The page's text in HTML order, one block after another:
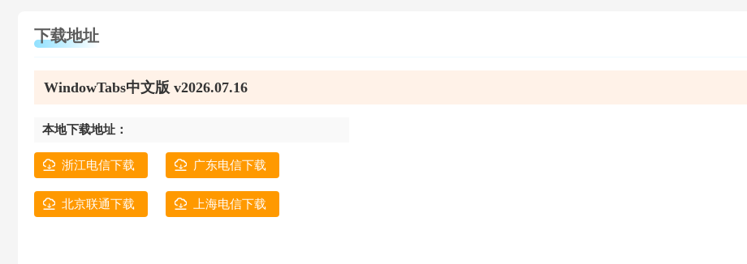
下载地址
WindowTabs中文版 v2026.07.16
本地下载地址：
浙江电信下载 广东电信下载
北京联通下载 上海电信下载